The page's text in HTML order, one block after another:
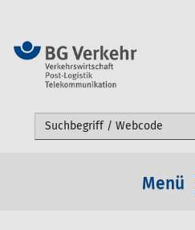
Webseite durchsuchen
Menü